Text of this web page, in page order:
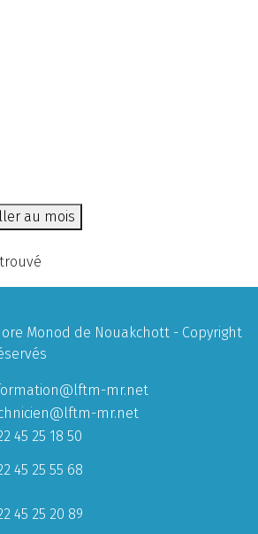
au mois
Monod de Nouakchott - Copyright
mr.net
mr.net
45 25 18 50
45 25 55 68
45 25 20 89